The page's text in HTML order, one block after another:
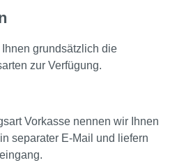
Ihnen grundsätzlich die
zur Verfügung.
Vorkasse nennen wir Ihnen
separater E-Mail und liefern